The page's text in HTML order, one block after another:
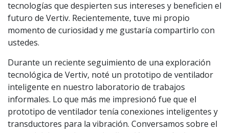
tecnologías que despierten sus intereses y beneficien el
futuro de Vertiv. Recientemente, tuve mi propio
momento de curiosidad y me gustaría compartirlo con
ustedes.
Durante un reciente seguimiento de una exploración
tecnológica de Vertiv, noté un prototipo de ventilador
inteligente en nuestro laboratorio de trabajos
informales. Lo que más me impresionó fue que el
prototipo de ventilador tenía conexiones inteligentes y
transductores para la vibración. Conversamos sobre el